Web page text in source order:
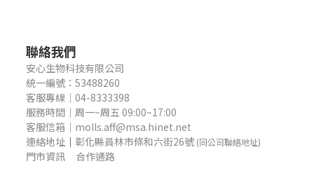
聯絡我們
安心生物科技有限公司
統一編號：53488260
客服專線｜04-8333398
服務時間｜周一~周五 09:00~17:00
客服信箱｜molls.aff@msa.hinet.net
連絡地址 ｜ 彰化縣員林市條和六街26號 (同公司聯絡地址)
門市資訊 合作通路